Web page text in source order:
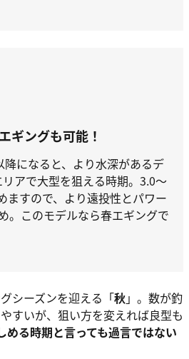
ギングも可能！
降になると、より水深があるデ
アで大型を狙える時期。3.0～
ますので、より遠投性とパワー
。このモデルなら春エギングで
シーズンを迎える「秋」。数が釣
すいが、狙い方を変えれば良型も
める時期と言っても過言ではない